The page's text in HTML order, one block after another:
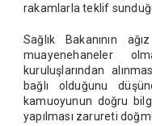
rakamlarla teklif
Sağlık Bakanının
muayenehaneler
kuruluşlarından
bağlı olduğunu
kamuoyunun doğru
yapılması zarureti